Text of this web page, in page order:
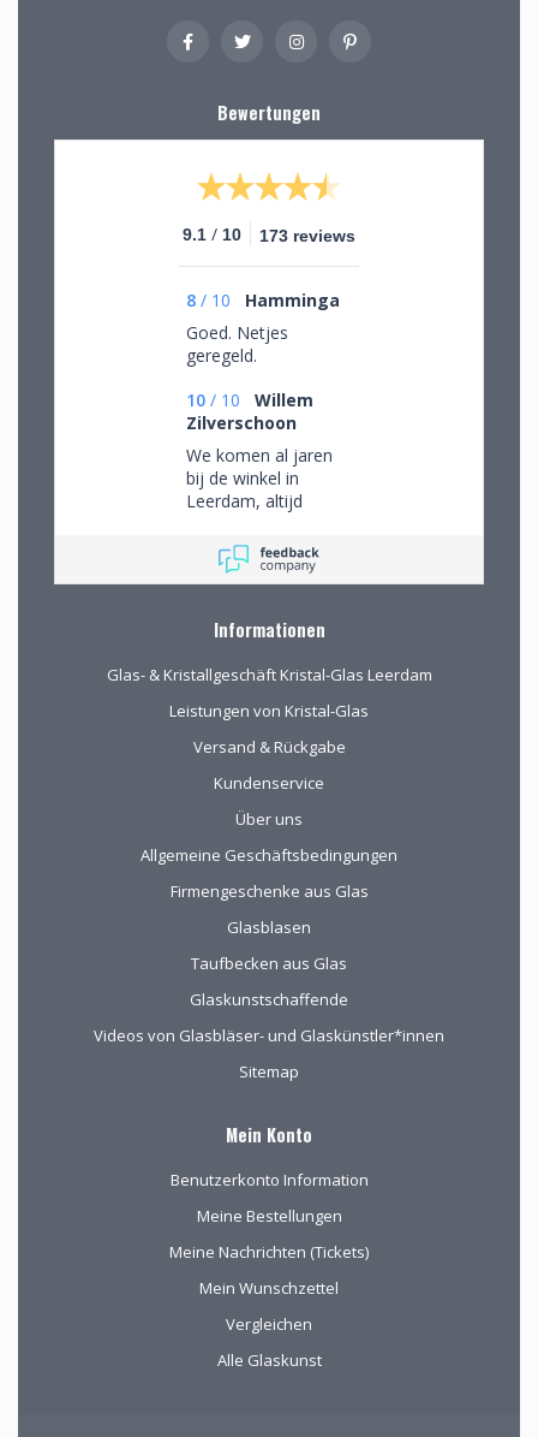
Bewertungen
9.1 / 10 173 reviews
8 / 10
Hamminga
Goed. Netjes
geregeld.
10 / 10
Willem
Zilverschoon
We komen al jaren
bij de winkel in
Leerdam, altijd
waar we een aantal
van gekocht hebben.
Na onze verhuizing
het eerst via de site
geeft prima
informatie, de
verzending van het
kwetsbare glas is
Informationen
Glas- & Kristallgeschäft Kristal-Glas Leerdam
Leistungen von Kristal-Glas
Versand & Rückgabe
Kundenservice
Über uns
Allgemeine Geschäftsbedingungen
Firmengeschenke aus Glas
Glasblasen
Taufbecken aus Glas
Glaskunstschaffende
Videos von Glasbläser- und Glaskünstler*innen
Sitemap
Mein Konto
Benutzerkonto Information
Meine Bestellungen
Meine Nachrichten (Tickets)
Mein Wunschzettel
Vergleichen
Alle Glaskunst